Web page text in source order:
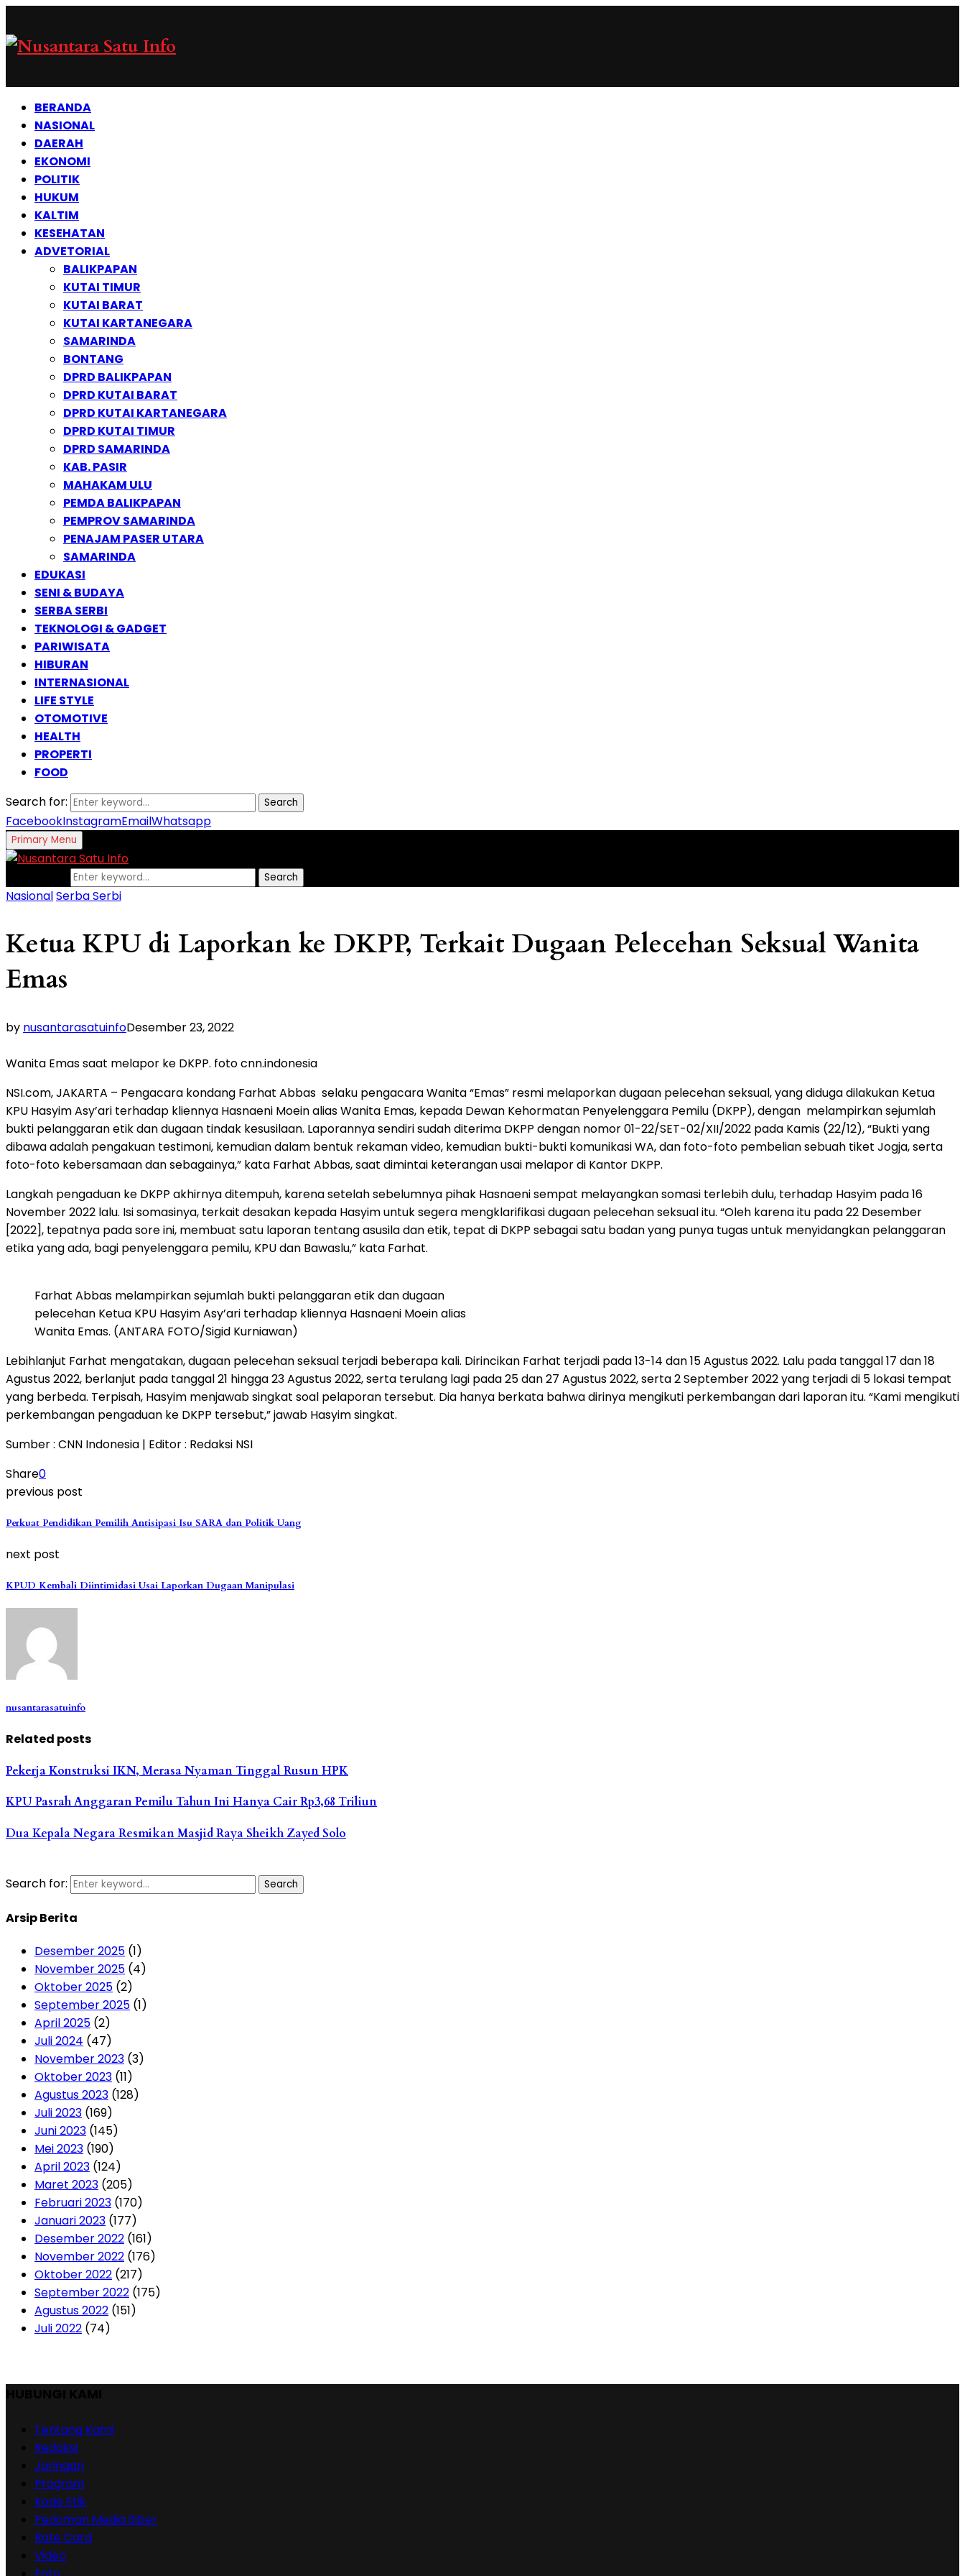
BERANDA
NASIONAL
DAERAH
EKONOMI
POLITIK
HUKUM
KALTIM
KESEHATAN
ADVETORIAL
BALIKPAPAN
KUTAI TIMUR
KUTAI BARAT
KUTAI KARTANEGARA
SAMARINDA
BONTANG
DPRD BALIKPAPAN
DPRD KUTAI BARAT
DPRD KUTAI KARTANEGARA
DPRD KUTAI TIMUR
DPRD SAMARINDA
KAB. PASIR
MAHAKAM ULU
PEMDA BALIKPAPAN
PEMPROV SAMARINDA
PENAJAM PASER UTARA
SAMARINDA
EDUKASI
SENI & BUDAYA
SERBA SERBI
TEKNOLOGI & GADGET
PARIWISATA
HIBURAN
INTERNASIONAL
LIFE STYLE
OTOMOTIVE
HEALTH
PROPERTI
FOOD
Search for:
Search
FacebookInstagramEmailWhatsapp
Primary Menu
Search
NasionalSerba Serbi
Ketua KPU di Laporkan ke DKPP, Terkait Dugaan Pelecehan Seksual Wanita
Emas
by nusantarasatuinfoDesember 23, 2022
Wanita Emas saat melapor ke DKPP. foto cnn.indonesia
NSI.com, JAKARTA – Pengacara kondang Farhat Abbas selaku pengacara Wanita “Emas” resmi melaporkan dugaan pelecehan seksual, yang diduga dilakukan Ketua
KPU Hasyim Asy’ari terhadap kliennya Hasnaeni Moein alias Wanita Emas, kepada Dewan Kehormatan Penyelenggara Pemilu (DKPP), dengan melampirkan sejumlah
bukti pelanggaran etik dan dugaan tindak kesusilaan. Laporannya sendiri sudah diterima DKPP dengan nomor 01-22/SET-02/XII/2022 pada Kamis (22/12), “Bukti yang
dibawa adalah pengakuan testimoni, kemudian dalam bentuk rekaman video, kemudian bukti-bukti komunikasi WA, dan foto-foto pembelian sebuah tiket Jogja, serta
foto-foto kebersamaan dan sebagainya,” kata Farhat Abbas, saat dimintai keterangan usai melapor di Kantor DKPP.
Langkah pengaduan ke DKPP akhirnya ditempuh, karena setelah sebelumnya pihak Hasnaeni sempat melayangkan somasi terlebih dulu, terhadap Hasyim pada 16
November 2022 lalu. Isi somasinya, terkait desakan kepada Hasyim untuk segera mengklarifikasi dugaan pelecehan seksual itu. “Oleh karena itu pada 22 Desember
[2022], tepatnya pada sore ini, membuat satu laporan tentang asusila dan etik, tepat di DKPP sebagai satu badan yang punya tugas untuk menyidangkan pelanggaran
etika yang ada, bagi penyelenggara pemilu, KPU dan Bawaslu,” kata Farhat.
Farhat Abbas melampirkan sejumlah bukti pelanggaran etik dan dugaan
pelecehan Ketua KPU Hasyim Asy’ari terhadap kliennya Hasnaeni Moein alias
Wanita Emas. (ANTARA FOTO/Sigid Kurniawan)
Lebihlanjut Farhat mengatakan, dugaan pelecehan seksual terjadi beberapa kali. Dirincikan Farhat terjadi pada 13-14 dan 15 Agustus 2022. Lalu pada tanggal 17 dan 18
Agustus 2022, berlanjut pada tanggal 21 hingga 23 Agustus 2022, serta terulang lagi pada 25 dan 27 Agustus 2022, serta 2 September 2022 yang terjadi di 5 lokasi tempat
yang berbeda. Terpisah, Hasyim menjawab singkat soal pelaporan tersebut. Dia hanya berkata bahwa dirinya mengikuti perkembangan dari laporan itu. “Kami mengikuti
perkembangan pengaduan ke DKPP tersebut,” jawab Hasyim singkat.
Sumber : CNN Indonesia | Editor : Redaksi NSI
Share0
previous post
Perkuat Pendidikan Pemilih Antisipasi Isu SARA dan Politik Uang
next post
KPUD Kembali Diintimidasi Usai Laporkan Dugaan Manipulasi
nusantarasatuinfo
Related posts
Pekerja Konstruksi IKN, Merasa Nyaman Tinggal Rusun HPK
KPU Pasrah Anggaran Pemilu Tahun Ini Hanya Cair Rp3,68 Triliun
Dua Kepala Negara Resmikan Masjid Raya Sheikh Zayed Solo
Search for: Search
Arsip Berita
Desember 2025 (1)
November 2025 (4)
Oktober 2025 (2)
September 2025 (1)
April 2025 (2)
Juli 2024 (47)
November 2023 (3)
Oktober 2023 (11)
Agustus 2023 (128)
Juli 2023 (169)
Juni 2023 (145)
Mei 2023 (190)
April 2023 (124)
Maret 2023 (205)
Februari 2023 (170)
Januari 2023 (177)
Desember 2022 (161)
November 2022 (176)
Oktober 2022 (217)
September 2022 (175)
Agustus 2022 (151)
Juli 2022 (74)
Tentang Kami
Redaksi
Jaringan
Program
Kode Etik
Pedoman Media Siber
Rate Card
Video